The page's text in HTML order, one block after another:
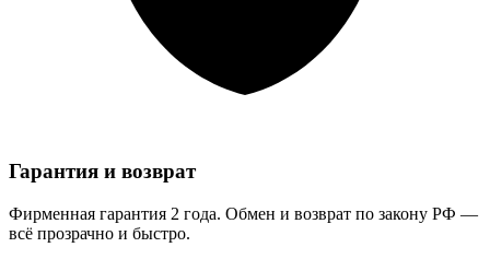
Гарантия и возврат
Фирменная гарантия 2 года. Обмен и возврат по закону РФ —
всё прозрачно и быстро.